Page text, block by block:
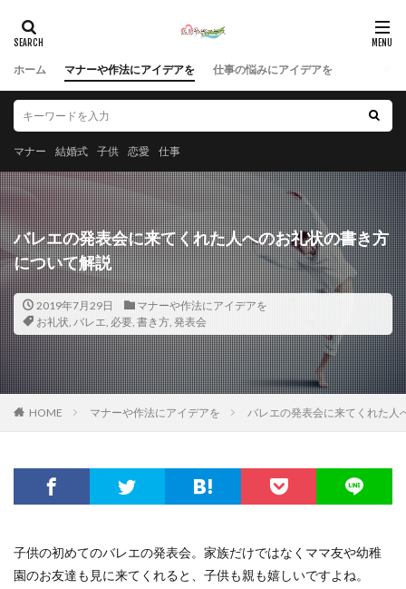
ホーム マナーや作法にアイデアを 仕事の悩みにアイデアを
マナー 結婚式 子供 恋愛 仕事
バレエの発表会に来てくれた人へのお礼状の書き方
について解説
2019年7月29日
マナーや作法にアイデアを
お礼状, バレエ, 必要, 書き方, 発表会
HOME マナーや作法にアイデアを バレエの発表会に来てくれた人
子供の初めてのバレエの発表会。家族だけではなくママ友や幼稚
園のお友達も見に来てくれると、子供も親も嬉しいですよね。